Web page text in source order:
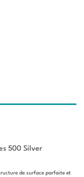
500 Silver
de surface parfaite et